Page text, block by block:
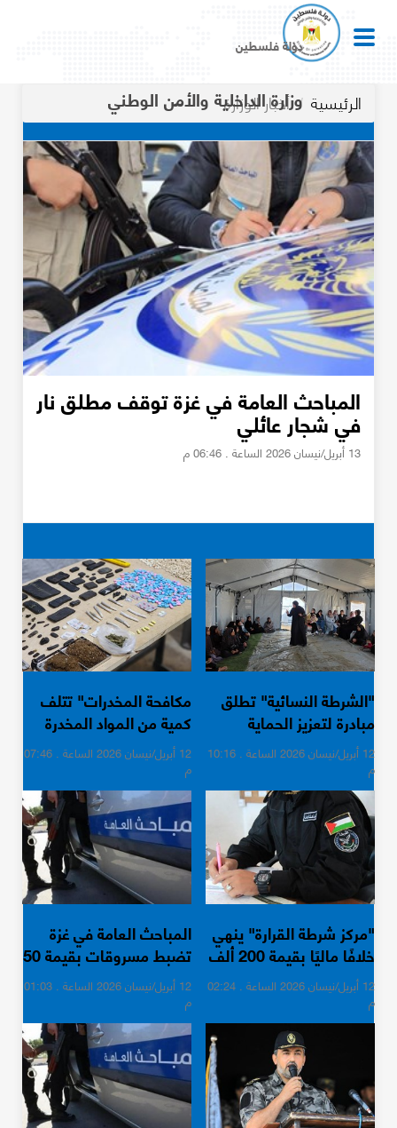
دولة فلسطين
وزارة الداخلية والأمن الوطني الرئيسية أخبار الوزارة
المباحث العامة في غزة توقف مطلق نار
في شجار عائلي
13 أبريل/نيسان 2026 الساعة . 06:46 م
"الشرطة النسائية" تطلق
مبادرة لتعزيز الحماية
الرقمية 12 أبريل/نيسان 2026 الساعة . 10:16
م
مكافحة المخدرات" تتلف
كمية من المواد المخدرة
12 أبريل/نيسان 2026 الساعة . 07:46
م
"مركز شرطة القرارة" ينهي
خلافًا ماليًا بقيمة 200 ألف
شيكل في خان يونس 12 أبريل/نيسان 2026 الساعة . 02:24
م
المباحث العامة في غزة
تضبط مسروقات بقيمة 50
ألف شيكل 12 أبريل/نيسان 2026 الساعة . 01:03
م